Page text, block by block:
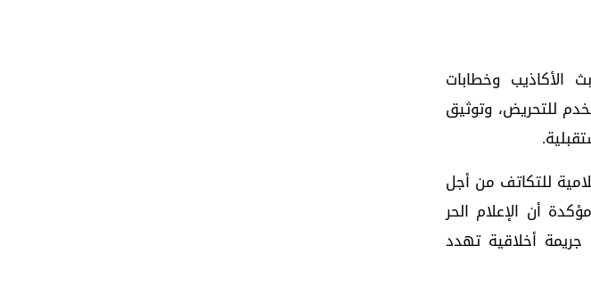
الأكاذيب وخطابات
للتحريض، وتوثيق
للتكاتف من أجل
أن الإعلام الحر
جريمة أخلاقية تهدد